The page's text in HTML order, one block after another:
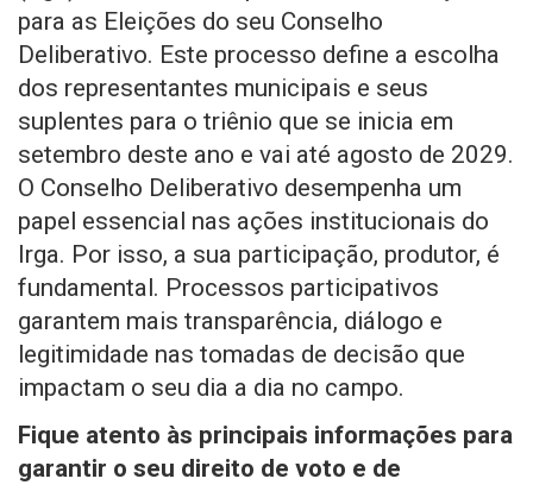
para as Eleições do seu Conselho
Deliberativo. Este processo define a escolha
dos representantes municipais e seus
suplentes para o triênio que se inicia em
setembro deste ano e vai até agosto de 2029.
O Conselho Deliberativo desempenha um
papel essencial nas ações institucionais do
Irga. Por isso, a sua participação, produtor, é
fundamental. Processos participativos
garantem mais transparência, diálogo e
legitimidade nas tomadas de decisão que
impactam o seu dia a dia no campo.
Fique atento às principais informações para
garantir o seu direito de voto e de